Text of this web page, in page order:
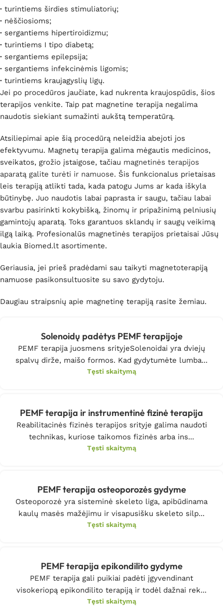
· turintiems širdies stimuliatorių;
· nėščiosioms;
· sergantiems hipertiroidizmu;
· turintiems I tipo diabetą;
· sergantiems epilepsija;
· sergantiems infekcinėmis ligomis;
· turintiems kraujagyslių ligų.
Jei po procedūros jaučiate, kad nukrenta kraujospūdis, šios
terapijos venkite. Taip pat magnetine terapija negalima
naudotis siekiant sumažinti aukštą temperatūrą.
Atsiliepimai apie šią procedūrą neleidžia abejoti jos
efektyvumu. Magnetų terapija galima mėgautis medicinos,
sveikatos, grožio įstaigose, tačiau magnetinės terapijos
aparatą galite turėti ir namuose. Šis funkcionalus prietaisas
leis terapiją atlikti tada, kada patogu Jums ar kada iškyla
būtinybę. Juo naudotis labai paprasta ir saugu, tačiau labai
svarbu pasirinkti kokybišką, žinomų ir pripažinimą pelniusių
gamintojų aparatą. Toks garantuos sklandų ir saugų veikimą
ilgą laiką. Profesionalūs magnetinės terapijos prietaisai Jūsų
laukia Biomed.lt asortimente.
Geriausia, jei prieš pradėdami sau taikyti magnetoterapiją
namuose pasikonsultuosite su savo gydytoju.
Daugiau straipsnių apie magnetinę terapiją rasite žemiau.
Solenoidų padėtys PEMF terapijoje
PEMF terapija juosmens srityjeSolenoidai yra dviejų
spalvų dirže, maišo formos. Kad gydytumėte lumba...
Tęsti skaitymą
PEMF terapija ir instrumentinė fizinė terapija
Reabilitacinės fizinės terapijos srityje galima naudoti
technikas, kuriose taikomos fizinės arba ins...
Tęsti skaitymą
PEMF terapija osteoporozės gydyme
Osteoporozė yra sisteminė skeleto liga, apibūdinama
kaulų masės mažėjimu ir visapusišku skeleto silp...
Tęsti skaitymą
PEMF terapija epikondilito gydyme
PEMF terapija gali puikiai padėti įgyvendinant
visokeriopą epikondilito terapiją ir todėl dažnai rek...
Tęsti skaitymą